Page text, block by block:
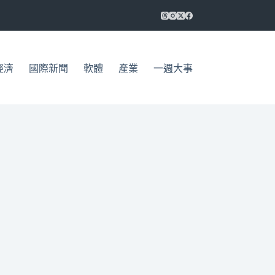
濟 國際新聞 軟體 產業 一週大事